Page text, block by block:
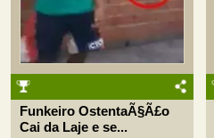
Funkeiro OstentaÃ§Ã£o
Cai da Laje e se...